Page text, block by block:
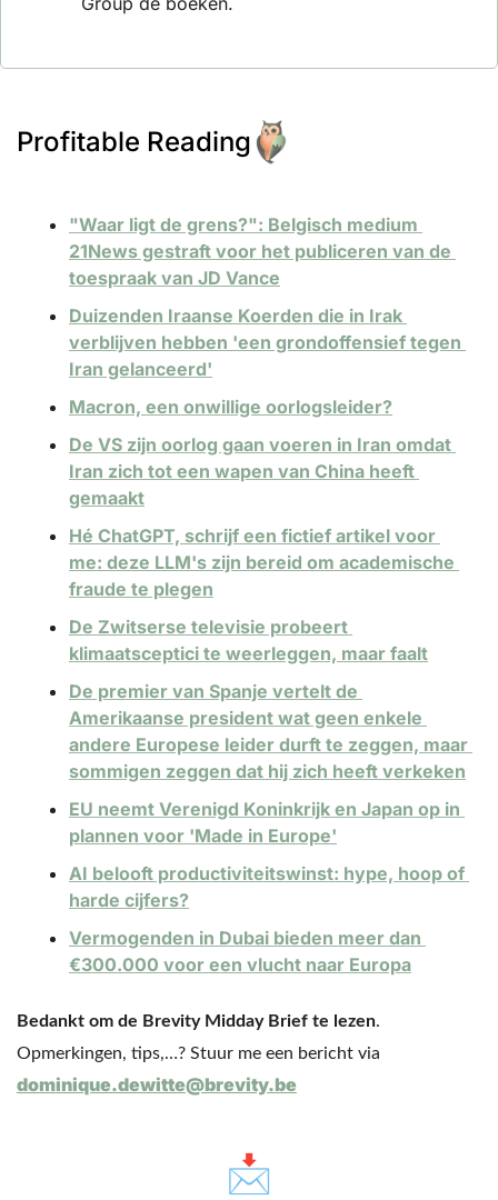
Profitable Reading
"Waar ligt de grens?": Belgisch medium
21News gestraft voor het publiceren van de
toespraak van JD Vance
Duizenden Iraanse Koerden die in Irak
verblijven hebben 'een grondoffensief tegen
Iran gelanceerd'
Macron, een onwillige oorlogsleider?
De VS zijn oorlog gaan voeren in Iran omdat
Iran zich tot een wapen van China heeft
gemaakt
Hé ChatGPT, schrijf een fictief artikel voor
me: deze LLM's zijn bereid om academische
fraude te plegen
De Zwitserse televisie probeert
klimaatsceptici te weerleggen, maar faalt
De premier van Spanje vertelt de
Amerikaanse president wat geen enkele
andere Europese leider durft te zeggen, maar
sommigen zeggen dat hij zich heeft verkeken
EU neemt Verenigd Koninkrijk en Japan op in
plannen voor 'Made in Europe'
AI belooft productiviteitswinst: hype, hoop of
harde cijfers?
Vermogenden in Dubai bieden meer dan
€300.000 voor een vlucht naar Europa
Bedankt om de Brevity Midday Brief te lezen.
dominique.dewitte@brevity.be
📩